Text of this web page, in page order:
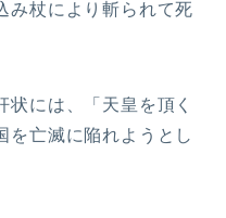
み杖により斬られて死
には、「天皇を頂く
を亡滅に陥れようとし